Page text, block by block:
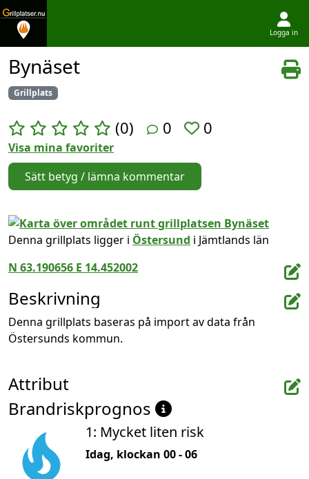
Logga in
Bynäset
Grillplats
(0) 0 0
Visa mina favoriter
Sätt betyg / lämna kommentar
Denna grillplats ligger i Östersund i Jämtlands län
N 63.190656 E 14.452002
Beskrivning
Denna grillplats baseras på import av data från
Östersunds kommun.
Attribut
Brandriskprognos
1: Mycket liten risk
Idag, klockan 00 - 06